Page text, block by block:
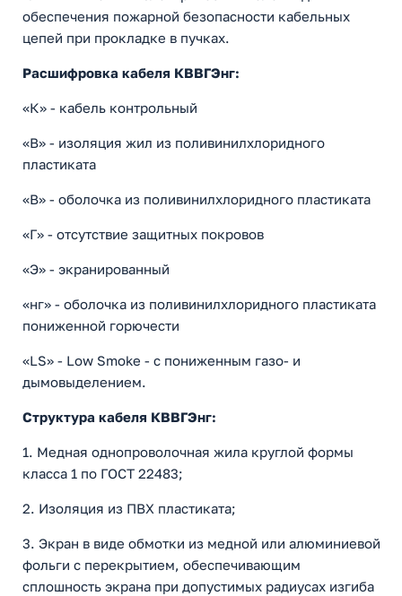
обеспечения пожарной безопасности кабельных
цепей при прокладке в пучках.
Расшифровка кабеля КВВГЭнг:
«К» - кабель контрольный
«В» - изоляция жил из поливинилхлоридного
пластиката
«В» - оболочка из поливинилхлоридного пластиката
«Г» - отсутствие защитных покровов
«Э» - экранированный
«нг» - оболочка из поливинилхлоридного пластиката
пониженной горючести
«LS» - Low Smoke - с пониженным газо- и
дымовыделением.
Структура кабеля КВВГЭнг:
1. Медная однопроволочная жила круглой формы
класса 1 по ГОСТ 22483;
2. Изоляция из ПВХ пластиката;
3. Экран в виде обмотки из медной или алюминиевой
фольги с перекрытием, обеспечивающим
сплошность экрана при допустимых радиусах изгиба